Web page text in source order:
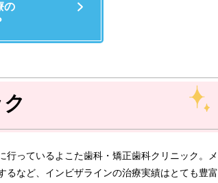
の
っているよこた歯科・矯正歯科クリニック。メ
など、インビザラインの治療実績はとても豊富